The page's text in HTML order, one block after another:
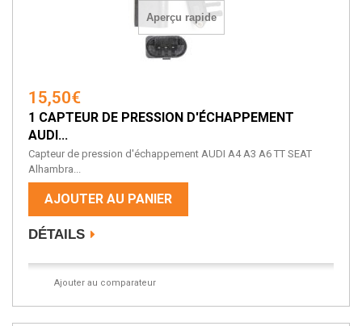
Aperçu rapide
15,50€
1 CAPTEUR DE PRESSION D'ÉCHAPPEMENT
AUDI...
Capteur de pression d'échappement AUDI A4 A3 A6 TT SEAT
Alhambra...
AJOUTER AU PANIER
DÉTAILS
Ajouter au comparateur